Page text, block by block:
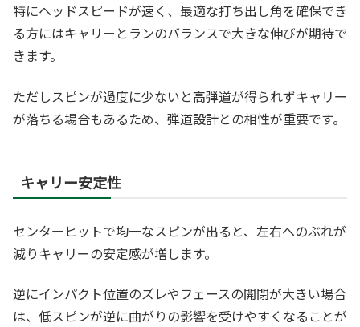
特にヘッドスピードが速く、最適な打ち出し角を確保でき
る方にはキャリーとランのバランスで大きな伸びが期待で
きます。
ただしスピンが過度に少ないと高弾道が得られずキャリー
が落ちる場合もあるため、弾道設計との相性が重要です。
キャリー安定性
センターヒットで均一なスピンが出ると、左右へのぶれが
減りキャリーの安定感が増します。
逆にインパクト位置のズレやフェースの開閉が大きい場合
は、低スピンが逆に曲がりの影響を受けやすくなることが